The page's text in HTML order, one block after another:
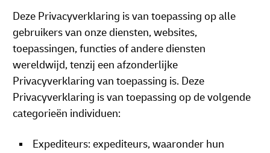
Deze Privacyverklaring is van toepassing op alle
gebruikers van onze diensten, websites,
toepassingen, functies of andere diensten
wereldwijd, tenzij een afzonderlijke
Privacyverklaring van toepassing is. Deze
Privacyverklaring is van toepassing op de volgende
categorieën individuen:
Expediteurs: expediteurs, waaronder hun